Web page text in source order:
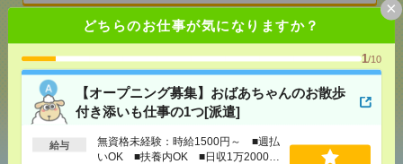
どちらのお仕事が気になりますか？
1/10
【オープニング募集】おばあちゃんのお散歩
付き添いも仕事の1つ[派遣]
給与
無資格未経験：時給1500円～ ■週払
いOK ■扶養内OK ■日収1万2000円
×
メールで送る LINEで送る
シェア ツイート